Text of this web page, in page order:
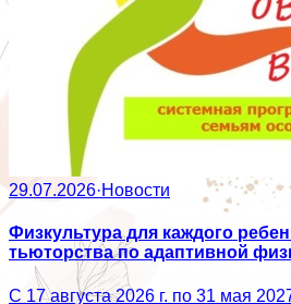
29.07.2026·Новости
Физкультура для каждого
тьюторства по адаптивной
С 17 августа 2026 г. по 31 мая